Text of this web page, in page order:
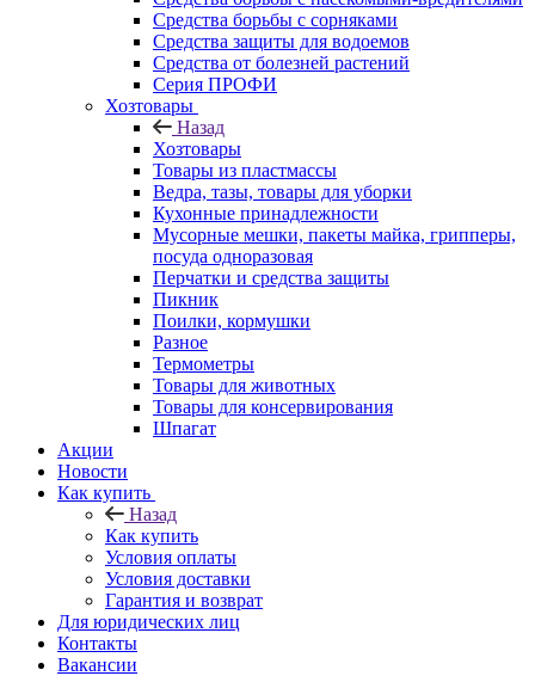
Средства борьбы с сорняками
Средства защиты для водоемов
Средства от болезней растений
Серия ПРОФИ
Хозтовары
Назад
Хозтовары
Товары из пластмассы
Ведра, тазы, товары для уборки
Кухонные принадлежности
Мусорные мешки, пакеты майка, грипперы,
посуда одноразовая
Перчатки и средства защиты
Пикник
Поилки, кормушки
Разное
Термометры
Товары для животных
Товары для консервирования
Шпагат
Акции
Новости
Как купить
Назад
Как купить
Условия оплаты
Условия доставки
Гарантия и возврат
Для юридических лиц
Контакты
Вакансии